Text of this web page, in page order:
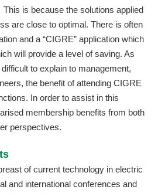
is because the solutions applied
are close to optimal. There is often
and a “CIGRE” application which
will provide a level of saving. As
to explain to management,
the benefit of attending CIGRE
In order to assist in this
membership benefits from both
perspectives.
of current technology in electric
and international conferences and